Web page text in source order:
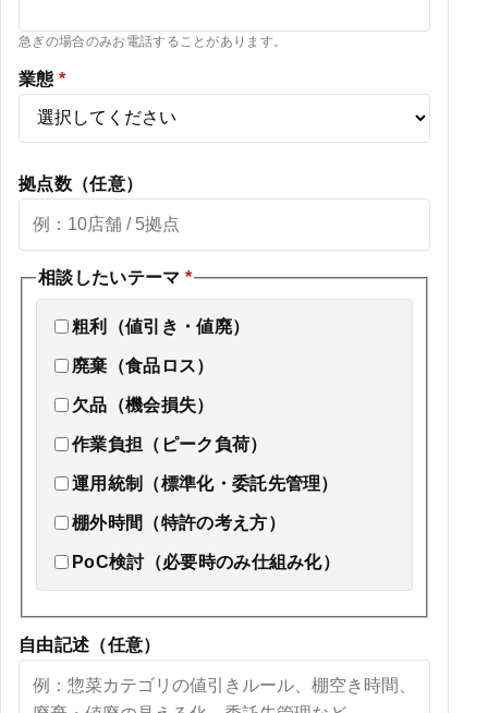
急ぎの場合のみお電話することがあります。
業態 *
拠点数（任意）
相談したいテーマ *
粗利（値引き・値廃）
廃棄（食品ロス）
欠品（機会損失）
作業負担（ピーク負荷）
運用統制（標準化・委託先管理）
棚外時間（特許の考え方）
PoC検討（必要時のみ仕組み化）
自由記述（任意）